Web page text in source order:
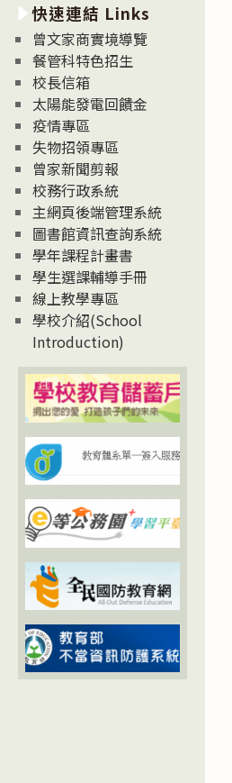
消
息
News
快速連結 Links
曾文家商實境導覽
餐管科特色招生
校長信箱
太陽能發電回饋金
疫情專區
失物招領專區
曾家新聞剪報
校務行政系統
主網頁後端管理系統
圖書館資訊查詢系統
學年課程計畫書
學生選課輔導手冊
線上教學專區
學校介紹(School
Introduction)